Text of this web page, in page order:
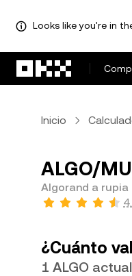
Looks like you're in
Inicio
ALGO/
Algorand a rupia
¿Cuánto
1 ALGO